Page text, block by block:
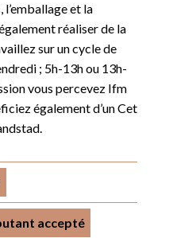
l’emballage et la
réaliser de la
sur un cycle de
; 5h-13h ou 13h-
vous percevez Ifm
également d’un Cet
accepté